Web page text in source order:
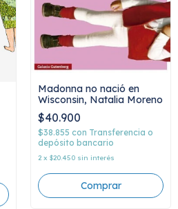
Madonna no nació en
Wisconsin, Natalia Moreno
$40.900
$38.855 con Transferencia o
depósito bancario
2 x $20.450 sin interés